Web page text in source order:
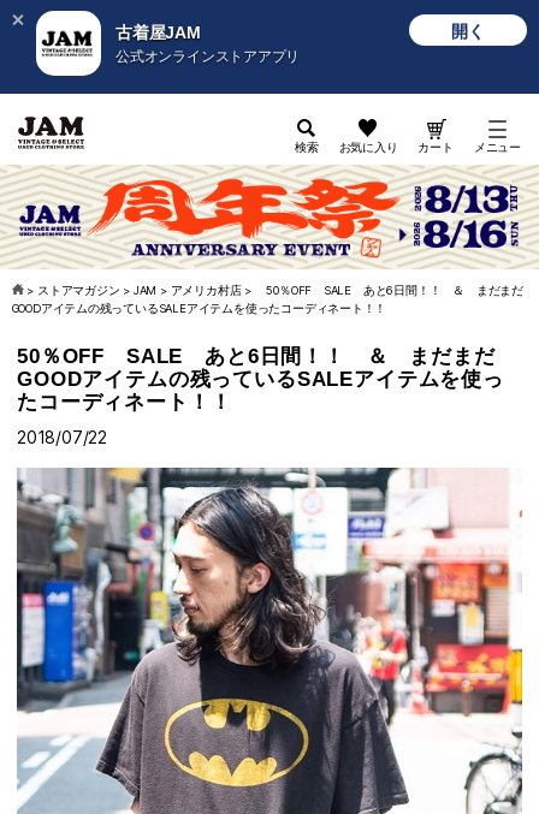
古着屋JAM
公式オンラインストアアプリ
開く
検索 お気に入り カート メニュー
> ストアマガジン > JAM > アメリカ村店>
50％OFF SALE あと6日間！！ ＆ まだまだ
GOODアイテムの残っているSALEアイテムを使ったコーディネート！！
50％OFF SALE あと6日間！！ ＆ まだまだ
GOODアイテムの残っているSALEアイテムを使っ
たコーディネート！！
2018/07/22